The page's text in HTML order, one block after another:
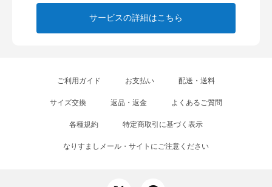
サービスの詳細はこちら
ご利用ガイド お支払い 配送・送料
サイズ交換 返品・返金 よくあるご質問
各種規約 特定商取引に基づく表示
なりすましメール・サイトにご注意ください